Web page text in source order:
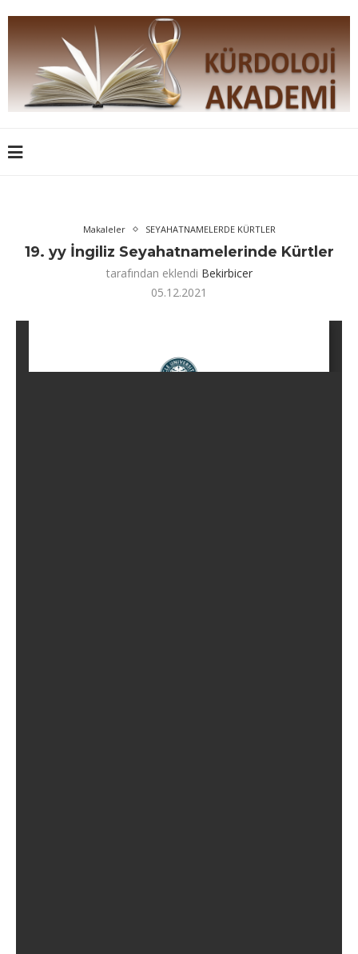
Makaleler SEYAHATNAMELERDE KÜRTLER
19. yy İngiliz Seyahatnamelerinde Kürtler
tarafından eklendi Bekirbicer
05.12.2021